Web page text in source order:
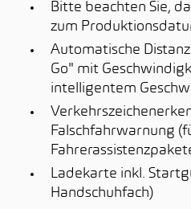
Bitte beachten Sie,
zum
Automatische
Go" mit
intelligentem
Falschfahrwarnung
Ladekarte inkl.
Handschuhfach)